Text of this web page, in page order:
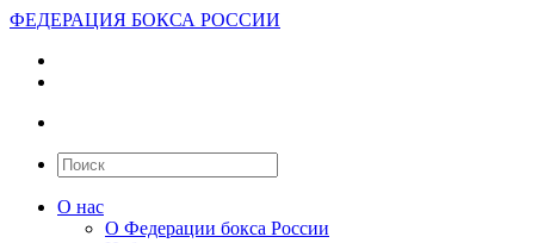
ФЕДЕРАЦИЯ БОКСА РОССИИ
О нас
О Федерации бокса России